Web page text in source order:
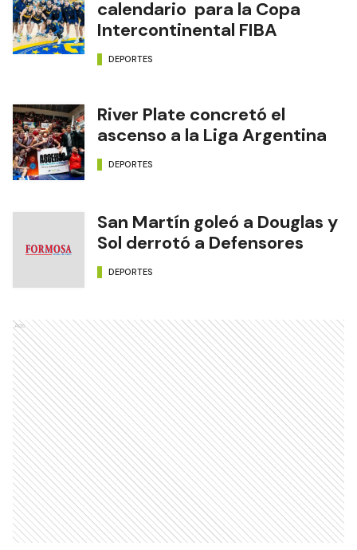
calendario para la Copa
Intercontinental FIBA
DEPORTES
River Plate concretó el
ascenso a la Liga Argentina
DEPORTES
San Martín goleó a Douglas y
Sol derrotó a Defensores
DEPORTES
Ads